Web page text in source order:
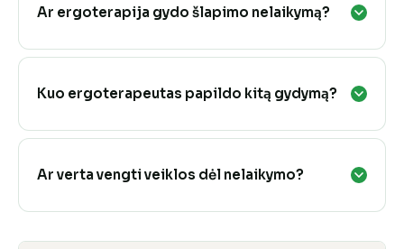
Ar ergoterapija gydo šlapimo nelaikymą?
Kuo ergoterapeutas papildo kitą gydymą?
Ar verta vengti veiklos dėl nelaikymo?